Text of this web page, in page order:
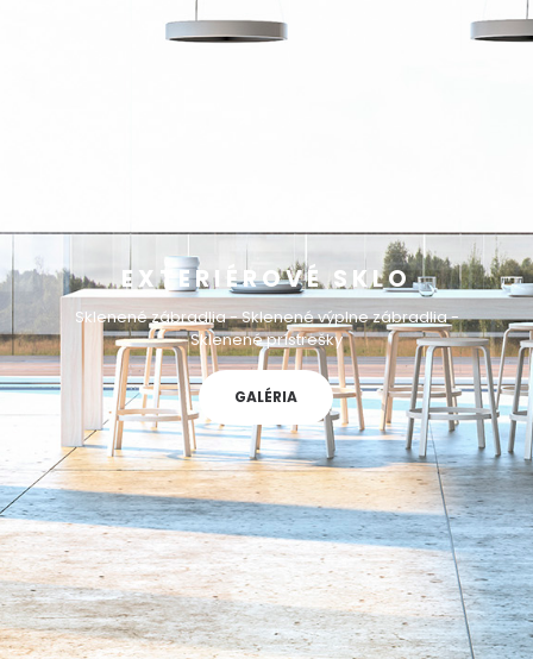
EXTERIÉROVÉ SKLO
Sklenené zábradlia - Sklenené výplne zábradlia -
Sklenené prístrešky
GALÉRIA